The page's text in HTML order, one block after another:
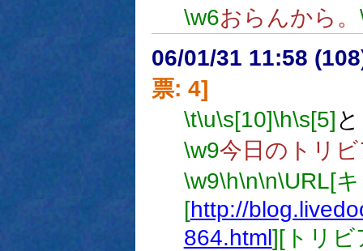
\w6おらんから。
06/01/31 11:58
票: 4]
\t\u\s[10]\h\s[5]
\w9今日のトリ
\w9\h\n\n\URL[
[http://
864.html][トリビ